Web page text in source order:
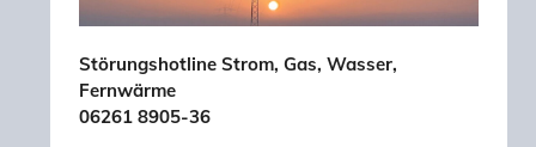
Störungshotline Strom, Gas, Wasser,
Fernwärme
06261 8905-36